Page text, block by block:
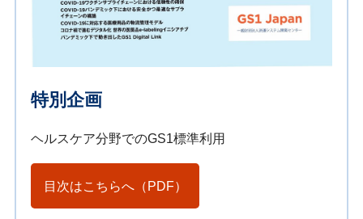
特別企画
ヘルスケア分野でのGS1標準利用
目次はこちらへ（PDF）